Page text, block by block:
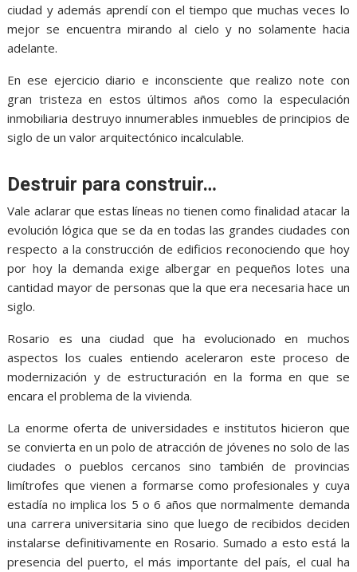
ciudad y además aprendí con el tiempo que muchas veces lo
mejor se encuentra mirando al cielo y no solamente hacia
adelante.
En ese ejercicio diario e inconsciente que realizo note con
gran tristeza en estos últimos años como la especulación
inmobiliaria destruyo innumerables inmuebles de principios de
siglo de un valor arquitectónico incalculable.
Destruir para construir…
Vale aclarar que estas líneas no tienen como finalidad atacar la
evolución lógica que se da en todas las grandes ciudades con
respecto a la construcción de edificios reconociendo que hoy
por hoy la demanda exige albergar en pequeños lotes una
cantidad mayor de personas que la que era necesaria hace un
siglo.
Rosario es una ciudad que ha evolucionado en muchos
aspectos los cuales entiendo aceleraron este proceso de
modernización y de estructuración en la forma en que se
encara el problema de la vivienda.
La enorme oferta de universidades e institutos hicieron que
se convierta en un polo de atracción de jóvenes no solo de las
ciudades o pueblos cercanos sino también de provincias
limítrofes que vienen a formarse como profesionales y cuya
estadía no implica los 5 o 6 años que normalmente demanda
una carrera universitaria sino que luego de recibidos deciden
instalarse definitivamente en Rosario. Sumado a esto está la
presencia del puerto, el más importante del país, el cual ha